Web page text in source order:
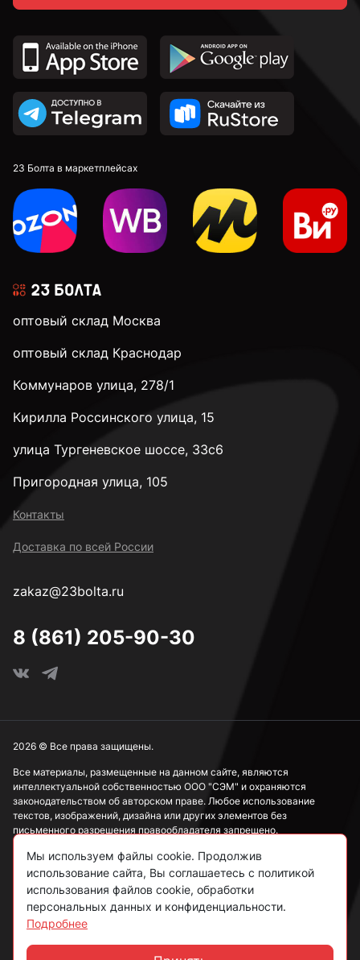
к.п. 8,8
к.п. 10,9
к.п. 12,9
М4
М8
М10
М18
М22
М27
23 Болта в маркетплейсах
оптовый склад Москва
оптовый склад Краснодар
Коммунаров улица, 278/1
Кирилла Россинского улица, 15
улица Тургеневское шоссе, 33с6
Пригородная улица, 105
Контакты
Доставка по всей России
zakaz@23bolta.ru
8 (861) 205-90-30
Все материалы, размещенные на данном сайте, являются
интеллектуальной собственностью ООО "СЭМ" и охраняются
законодательством об авторском праве. Любое использование
текстов, изображений, дизайна или других элементов без
письменного разрешения правообладателя запрещено.
Информация, представленная на сайте, носит исключительно
ознакомительный характер и не может рассматриваться как
публичная оферта в соответствии со ст. 437 ГК РФ.
Политика конфиденциальности
Согласие на обработку данных
2026 © Все права защищены.
Мы используем файлы cookie. Продолжив
использование сайта, Вы соглашаетесь с политикой
использования файлов cookie, обработки
персональных данных и конфиденциальности.
Подробнее